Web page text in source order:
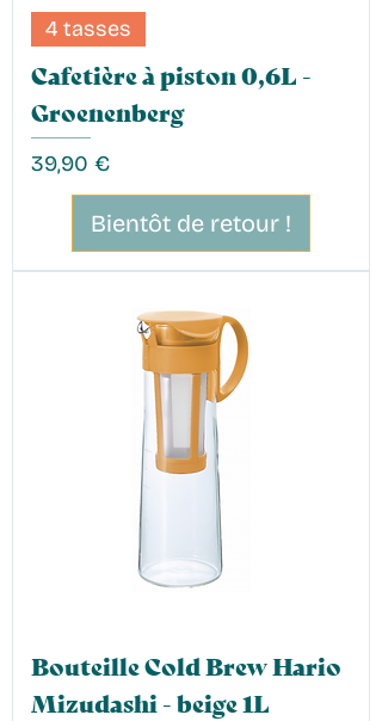
4 tasses
Cafetière à piston 0,6L -
Groenenberg
Prix
39,90 €
Bientôt de retour !
Bouteille Cold Brew Hario
Mizudashi - beige 1L